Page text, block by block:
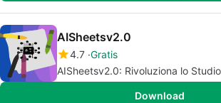
AISheetsv2.0
4.7 Gratis
AISheetsv2.0: Rivoluziona lo
Download